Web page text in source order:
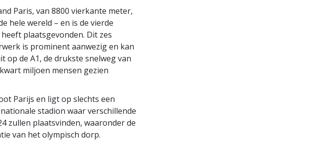
Paris, van 8800 vierkante meter,
hele wereld – en is de vierde
plaatsgevonden. Dit zes
is prominent aanwezig en kan
op de A1, de drukste snelweg van
miljoen mensen gezien
Parijs en ligt op slechts een
stadion waar verschillende
zullen plaatsvinden, waaronder de
van het olympisch dorp.